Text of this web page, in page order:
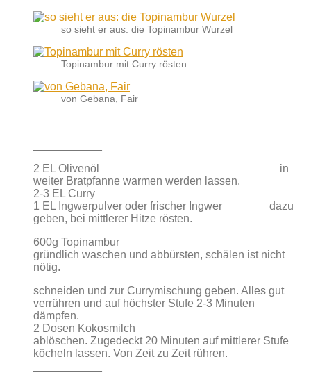
so sieht er aus: die Topinambur Wurzel
Topinambur mit Curry rösten
von Gebana, Fair
2 EL Olivenöl in
weiter Bratpfanne warmen werden lassen.
2-3 EL Curry
1 EL Ingwerpulver oder frischer Ingwer dazu
geben, bei mittlerer Hitze rösten.
600g Topinambur
gründlich waschen und abbürsten, schälen ist nicht
nötig.
schneiden und zur Currymischung geben. Alles gut
verrühren und auf höchster Stufe 2-3 Minuten
dämpfen.
2 Dosen Kokosmilch
ablöschen. Zugedeckt 20 Minuten auf mittlerer Stufe
köcheln lassen. Von Zeit zu Zeit rühren.